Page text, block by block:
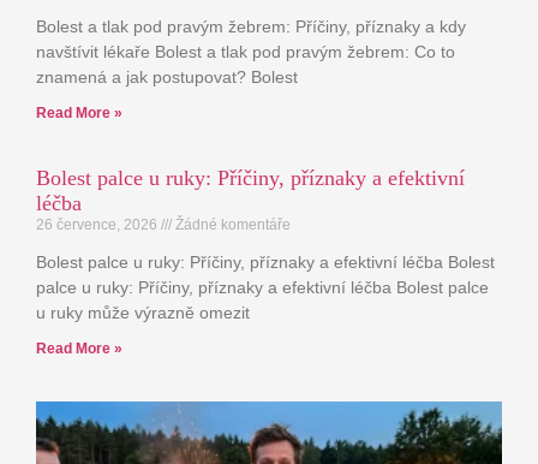
Bolest a tlak pod pravým žebrem: Příčiny, příznaky a kdy
navštívit lékaře Bolest a tlak pod pravým žebrem: Co to
znamená a jak postupovat? Bolest
Read More »
Bolest palce u ruky: Příčiny, příznaky a efektivní
léčba
26 července, 2026 Žádné komentáře
Bolest palce u ruky: Příčiny, příznaky a efektivní léčba Bolest
palce u ruky: Příčiny, příznaky a efektivní léčba Bolest palce
u ruky může výrazně omezit
Read More »